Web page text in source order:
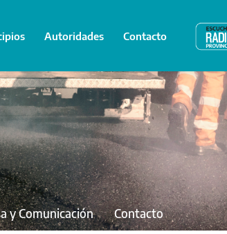
Autoridades Contacto Radio
y Comunicación Contacto